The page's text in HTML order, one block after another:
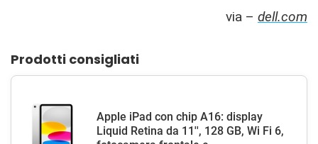
via – dell.com
Prodotti consigliati
Apple iPad con chip A16: display
Liquid Retina da 11'', 128 GB, Wi Fi 6,